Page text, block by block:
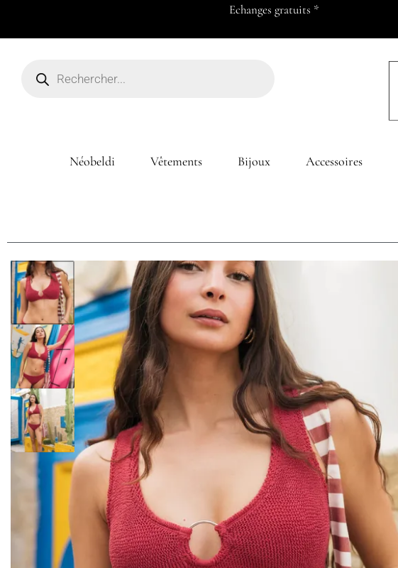
Payez en 2x ou 3x à partir de 500 dhs d’achats
Néobeldi Vêtements Bijoux Accessoires